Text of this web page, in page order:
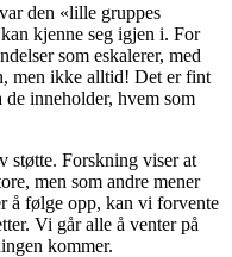
den «lille gruppes
kjenne seg igjen i. For
som eskalerer, med
men ikke alltid! Det er fint
inneholder, hvem som
støtte. Forskning viser at
men som andre mener
å følge opp, kan vi forvente
Vi går alle å venter på
kommer.